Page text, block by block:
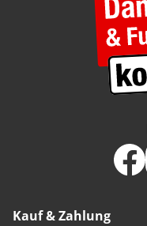
Kauf & Zahlung